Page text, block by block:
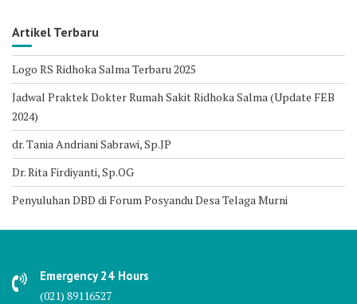
Artikel Terbaru
Logo RS Ridhoka Salma Terbaru 2025
Jadwal Praktek Dokter Rumah Sakit Ridhoka Salma (Update FEB
2024)
dr. Tania Andriani Sabrawi, Sp.JP
Dr. Rita Firdiyanti, Sp.OG
Penyuluhan DBD di Forum Posyandu Desa Telaga Murni
Emergency 24 Hours
(021) 89116527